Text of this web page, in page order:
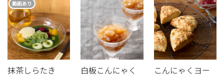
動画あり
抹茶しらたき
白板こんにゃく
こんにゃくヨー